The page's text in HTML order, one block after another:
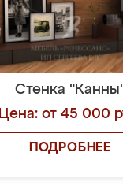
Стенка
Цена: от 45 000
ПОДРОБНЕЕ